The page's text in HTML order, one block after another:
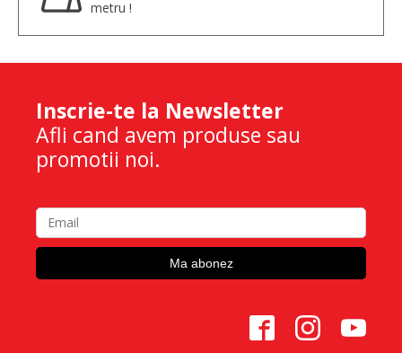
metru !
Inscrie-te la Newsletter
Afli cand avem produse sau
promotii noi.